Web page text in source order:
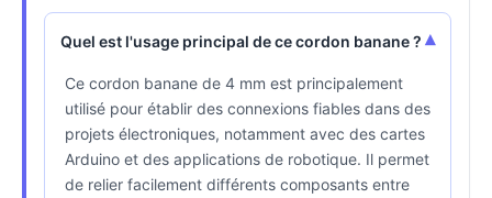
Quel est l'usage principal de ce cordon banane ? ▾
Ce cordon banane de 4 mm est principalement
utilisé pour établir des connexions fiables dans des
projets électroniques, notamment avec des cartes
Arduino et des applications de robotique. Il permet
de relier facilement différents composants entre